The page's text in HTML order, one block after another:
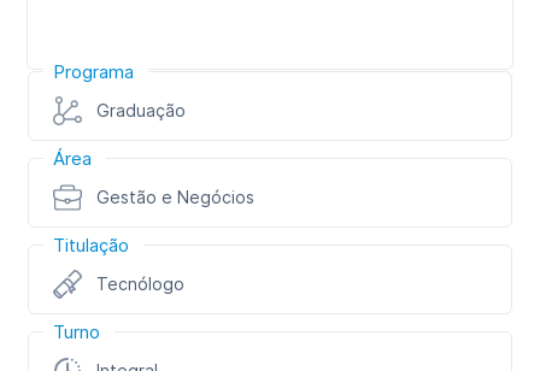
Programa
Graduação
Área
Gestão e Negócios
Titulação
Tecnólogo
Turno